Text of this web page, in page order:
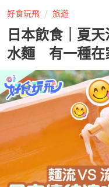
好食玩飛 旅遊
日本飲食｜夏
水麵 有一種在